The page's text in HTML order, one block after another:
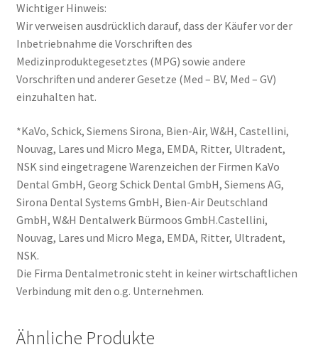
Wichtiger Hinweis:
Wir verweisen ausdrücklich darauf, dass der Käufer vor der
Inbetriebnahme die Vorschriften des
Medizinproduktegesetztes (MPG) sowie andere
Vorschriften und anderer Gesetze (Med – BV, Med – GV)
einzuhalten hat.
*KaVo, Schick, Siemens Sirona, Bien-Air, W&H, Castellini,
Nouvag, Lares und Micro Mega, EMDA, Ritter, Ultradent,
NSK sind eingetragene Warenzeichen der Firmen KaVo
Dental GmbH, Georg Schick Dental GmbH, Siemens AG,
Sirona Dental Systems GmbH, Bien-Air Deutschland
GmbH, W&H Dentalwerk Bürmoos GmbH.Castellini,
Nouvag, Lares und Micro Mega, EMDA, Ritter, Ultradent,
NSK.
Die Firma Dentalmetronic steht in keiner wirtschaftlichen
Verbindung mit den o.g. Unternehmen.
Ähnliche Produkte